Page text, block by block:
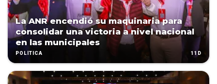
La ANR encendió su maquinaria para
consolidar una victoria a nivel nacional
en las municipales
POLÍTICA 11D